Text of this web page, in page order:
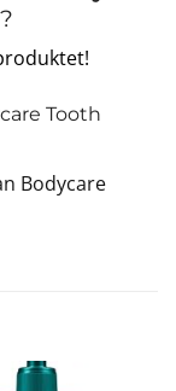
?
Tooth
Bodycare